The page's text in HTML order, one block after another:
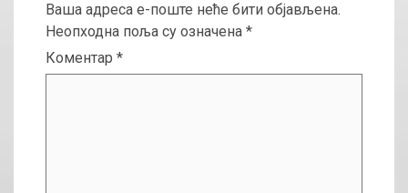
Ваша адреса е-поште неће бити објављена.
Неопходна поља су означена *
Коментар *